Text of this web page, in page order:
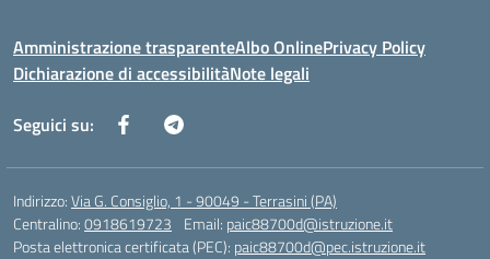
Amministrazione trasparenteAlbo OnlinePrivacy Policy
Dichiarazione di accessibilitàNote legali
Seguici su:
Indirizzo:Via G. Consiglio, 1 - 90049 - Terrasini (PA)
Centralino:0918619723 Email: paic88700d@istruzione.it
Posta elettronica certificata (PEC): paic88700d@pec.istruzione.it